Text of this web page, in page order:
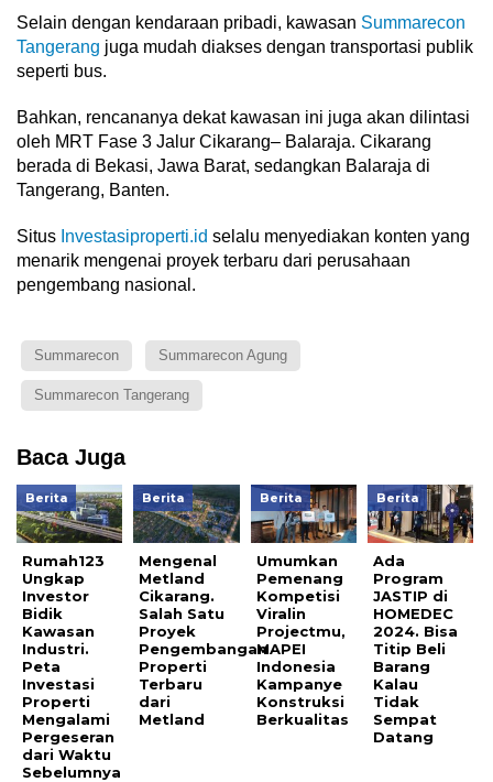
Selain dengan kendaraan pribadi, kawasan Summarecon
Tangerang juga mudah diakses dengan transportasi publik
seperti bus.
Bahkan, rencananya dekat kawasan ini juga akan dilintasi
oleh MRT Fase 3 Jalur Cikarang– Balaraja. Cikarang
berada di Bekasi, Jawa Barat, sedangkan Balaraja di
Tangerang, Banten.
Situs Investasiproperti.id selalu menyediakan konten yang
menarik mengenai proyek terbaru dari perusahaan
pengembang nasional.
Summarecon Summarecon Agung
Summarecon Tangerang
Baca Juga
Berita
Rumah123
Ungkap
Investor
Bidik
Kawasan
Industri.
Peta
Investasi
Properti
Mengalami
Pergeseran
dari Waktu
Sebelumnya
Berita
Mengenal
Metland
Cikarang.
Salah Satu
Proyek
Pengembangan
Properti
Terbaru
dari
Metland
Berita
Umumkan
Pemenang
Kompetisi
Viralin
Projectmu,
MAPEI
Indonesia
Kampanye
Konstruksi
Berkualitas
Berita
Ada
Program
JASTIP di
HOMEDEC
2024. Bisa
Titip Beli
Barang
Kalau
Tidak
Sempat
Datang